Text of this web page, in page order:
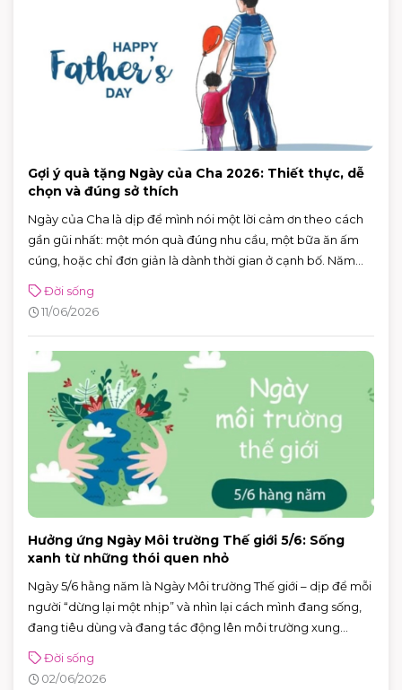
Gợi ý quà tặng Ngày của Cha 2026: Thiết thực, dễ
chọn và đúng sở thích
Ngày của Cha là dịp để mình nói một lời cảm ơn theo cách
gần gũi nhất: một món quà đúng nhu cầu, một bữa ăn ấm
cúng, hoặc chỉ đơn giản là dành thời gian ở cạnh bố. Năm
thứ ba của tháng 6) — rất tiện để cả nhà lên lịch đi chơi, mua
sắm và ăn uống trong một buổi.
Đời sống
11/06/2026
Hưởng ứng Ngày Môi trường Thế giới 5/6: Sống
xanh từ những thói quen nhỏ
Ngày 5/6 hằng năm là Ngày Môi trường Thế giới – dịp để mỗi
người “dừng lại một nhịp” và nhìn lại cách mình đang sống,
đang tiêu dùng và đang tác động lên môi trường xung
đến hành động vì khí hậu, với sự kiện toàn cầu được tổ chức
Đời sống
02/06/2026